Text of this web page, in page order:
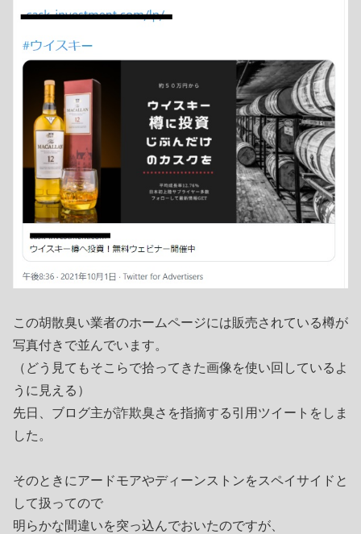
この胡散臭い業者のホームページには販売されている樽が
写真付きで並んでいます。
（どう見てもそこらで拾ってきた画像を使い回しているよ
うに見える）
先日、ブログ主が詐欺臭さを指摘する引用ツイートをしま
した。
そのときにアードモアやディーンストンをスペイサイドと
して扱ってので
明らかな間違いを突っ込んでおいたのですが、